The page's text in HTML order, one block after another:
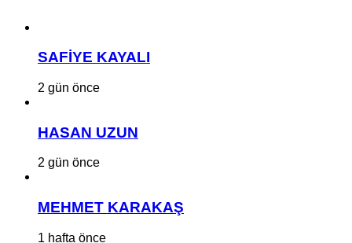
SAFİYE KAYALI
2 gün önce
HASAN UZUN
2 gün önce
MEHMET KARAKAŞ
1 hafta önce